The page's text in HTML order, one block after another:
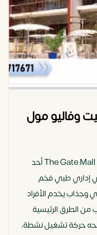
وفاليو مول
استثمر الآن في مول The Gate Mall El Shorouk أحد
إداري طبي فخم
وجذاب يخدم الأفراد
من الطرق الرئيسية
حركة تشغيل نشطة،